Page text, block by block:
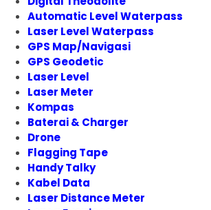
Automatic Level Waterpass
Laser Level Waterpass
GPS Map/Navigasi
GPS Geodetic
Laser Level
Laser Meter
Kompas
Baterai & Charger
Drone
Flagging Tape
Handy Talky
Kabel Data
Laser Distance Meter